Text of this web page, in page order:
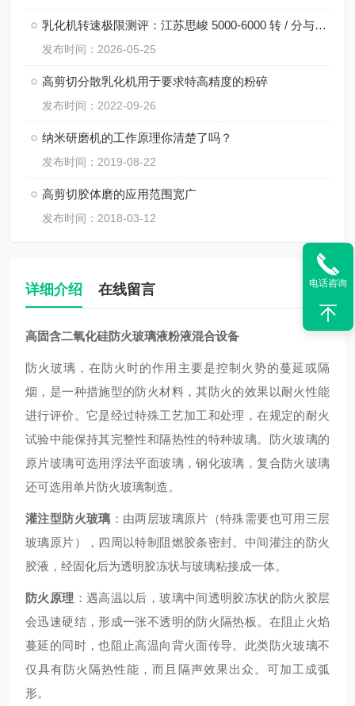
乳化机转速极限测评：江苏思峻 5000-6000 转 / 分与行业常规机型对比（附FAQ常见问题解答）
发布时间：2026-05-25
高剪切分散乳化机用于要求特高精度的粉碎
发布时间：2022-09-26
纳米研磨机的工作原理你清楚了吗？
发布时间：2019-08-22
高剪切胶体磨的应用范围宽广
发布时间：2018-03-12
详细介绍 在线留言
高固含二氧化硅防火玻璃液粉液混合设备
防火玻璃，在防火时的作用主要是控制火势的蔓延或隔
烟，是一种措施型的防火材料，其防火的效果以耐火性能
进行评价。它是经过特殊工艺加工和处理，在规定的耐火
试验中能保持其完整性和隔热性的特种玻璃。防火玻璃的
原片玻璃可选用浮法平面玻璃，钢化玻璃，复合防火玻璃
还可选用单片防火玻璃制造。
灌注型防火玻璃 ：由两层玻璃原片（特殊需要也可用三层
玻璃原片），四周以特制阻燃胶条密封。中间灌注的防火
胶液，经固化后为透明胶冻状与玻璃粘接成一体。
防火原理 ：遇高温以后，玻璃中间透明胶冻状的防火胶层
会迅速硬结，形成一张不透明的防火隔热板。在阻止火焰
蔓延的同时，也阻止高温向背火面传导。此类防火玻璃不
仅具有防火隔热性能，而且隔声效果出众。可加工成弧
形。
电话咨询